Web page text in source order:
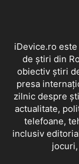
iDevice.ro
de știri din
obiectiv știri
presa
zilnic despre
actualitate,
telefoane,
inclusiv